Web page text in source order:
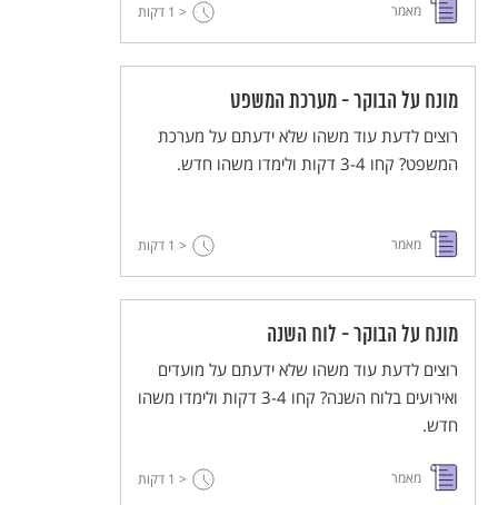
מאמר < 1 דקות
מונח על הבוקר - מערכת המשפט
רוצים לדעת עוד משהו שלא ידעתם על מערכת
המשפט? קחו 3-4 דקות ולימדו משהו חדש.
מאמר < 1 דקות
מונח על הבוקר - לוח השנה
רוצים לדעת עוד משהו שלא ידעתם על מועדים
ואירועים בלוח השנה? קחו 3-4 דקות ולימדו משהו
חדש.
מאמר < 1 דקות